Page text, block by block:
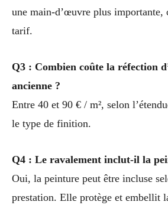
une main-d’œuvre plus importante,
tarif.
Q3 : Combien coûte la réfection
ancienne ?
Entre 40 et 90 € / m², selon
le type de finition.
Q4 : Le ravalement inclut-il la
Oui, la peinture peut être incluse
prestation. Elle protège et embellit